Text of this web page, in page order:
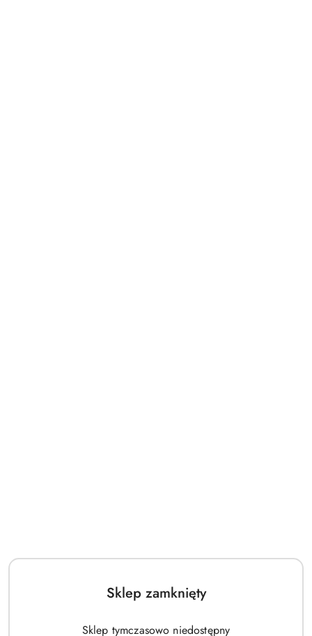
Sklep zamknięty
Sklep tymczasowo niedostępny